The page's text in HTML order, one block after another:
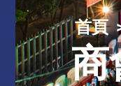
首頁
商